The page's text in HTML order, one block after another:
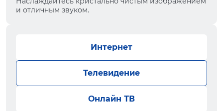
и отличным звуком.
Интернет
Телевидение
Онлайн ТВ